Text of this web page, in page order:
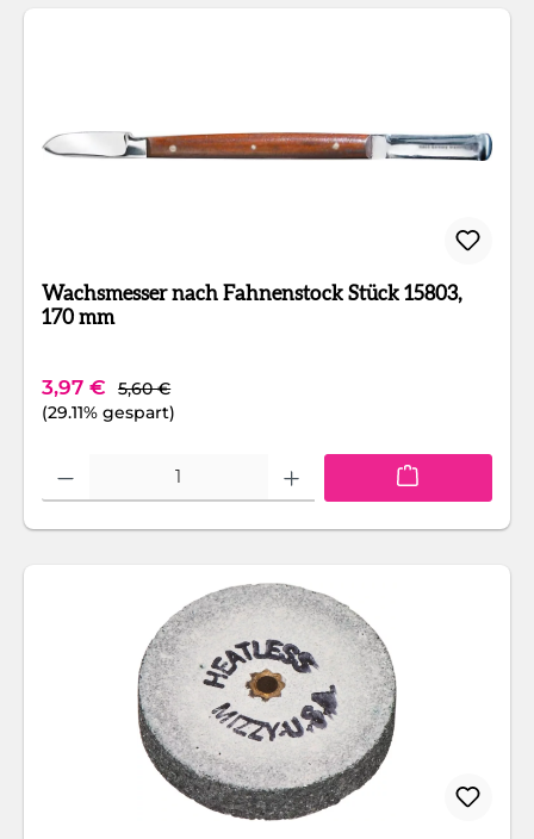
Wachsmesser nach Fahnenstock Stück 15803,
170 mm
Verkaufspreis:
3,97 € Regulärer Preis:
5,60 €
(29.11% gespart)
Produkt Anzahl: Gib den gewünschten Wert ein oder benutze die